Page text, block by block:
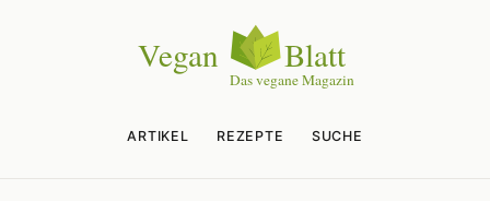
ARTIKEL REZEPTE SUCHE